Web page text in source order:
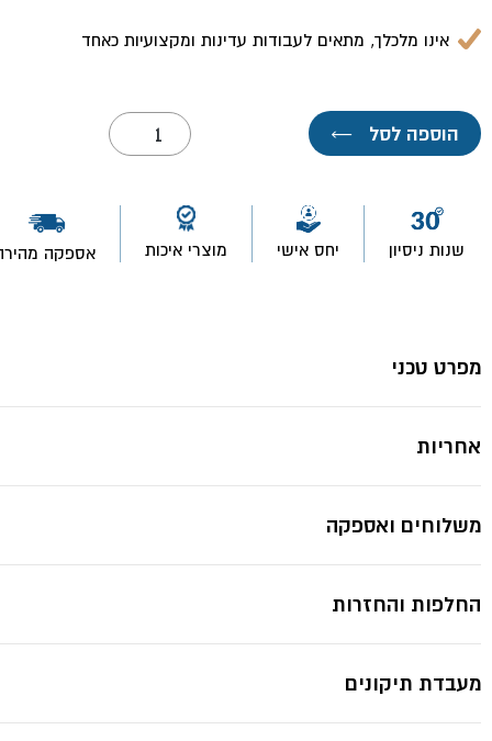
אינו מלכלך, מתאים לעבודות עדינות ומקצועיות כאחד
הוספה לסל ←
כמות
של
ספריי
500
SALLY
שנות ניסיון יחס אישי מוצרי איכות אספקה
מפרט טכני
אחריות
משלוחים ואספקה
החלפות והחזרות
מעבדת תיקונים